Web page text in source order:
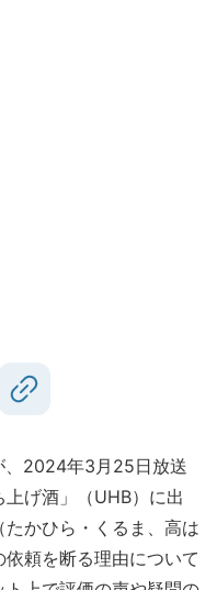
2024年3月25日放送
げ酒」（UHB）に出
かひら・くるま、高は
頼を断る理由について